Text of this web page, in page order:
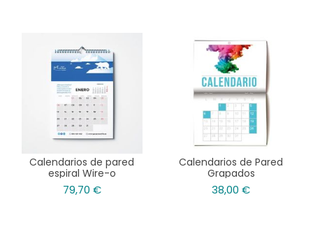
Calendarios de pared
espiral Wire-o
79,70 €
Calendarios de Pared
Grapados
38,00 €